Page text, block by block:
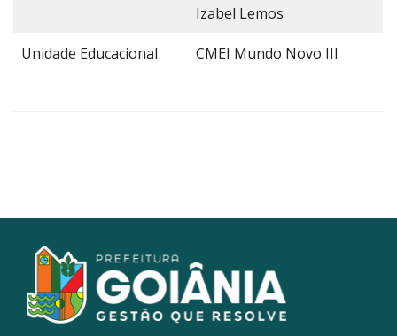
Izabel Lemos
Unidade Educacional CMEI Mundo Novo III